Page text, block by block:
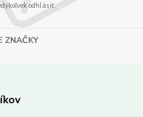
odhlásiť.
ZNAČKY